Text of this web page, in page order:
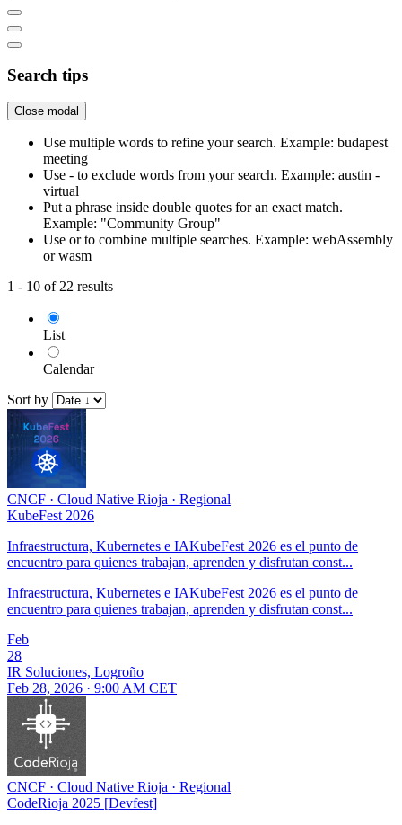
Search tips
Close modal
Use multiple words to refine your search. Example: budapest
meeting
Use - to exclude words from your search. Example: austin -
virtual
Put a phrase inside double quotes for an exact match.
Example: "Community Group"
Use or to combine multiple searches. Example: webAssembly
or wasm
1 - 10 of 22 results
List
Calendar
Sort by
CNCF · Cloud Native Rioja · Regional
KubeFest 2026
Infraestructura, Kubernetes e IAKubeFest 2026 es el punto de
encuentro para quienes trabajan, aprenden y disfrutan const...
Infraestructura, Kubernetes e IAKubeFest 2026 es el punto de
encuentro para quienes trabajan, aprenden y disfrutan const...
Feb
28
IR Soluciones, Logroño
Feb 28, 2026 · 9:00 AM CET
CNCF · Cloud Native Rioja · Regional
CodeRioja 2025 [Devfest]